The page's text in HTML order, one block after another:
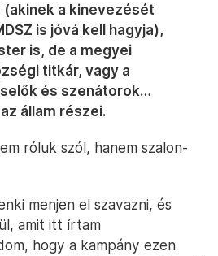
a kinevezését
is jóvá kell hagyja),
is, de a megyei
titkár, vagy a
és szenátorok…
állam részei.
róluk szól, hanem szalon-
menjen el szavazni, és
amit itt írtam
hogy a kampány ezen